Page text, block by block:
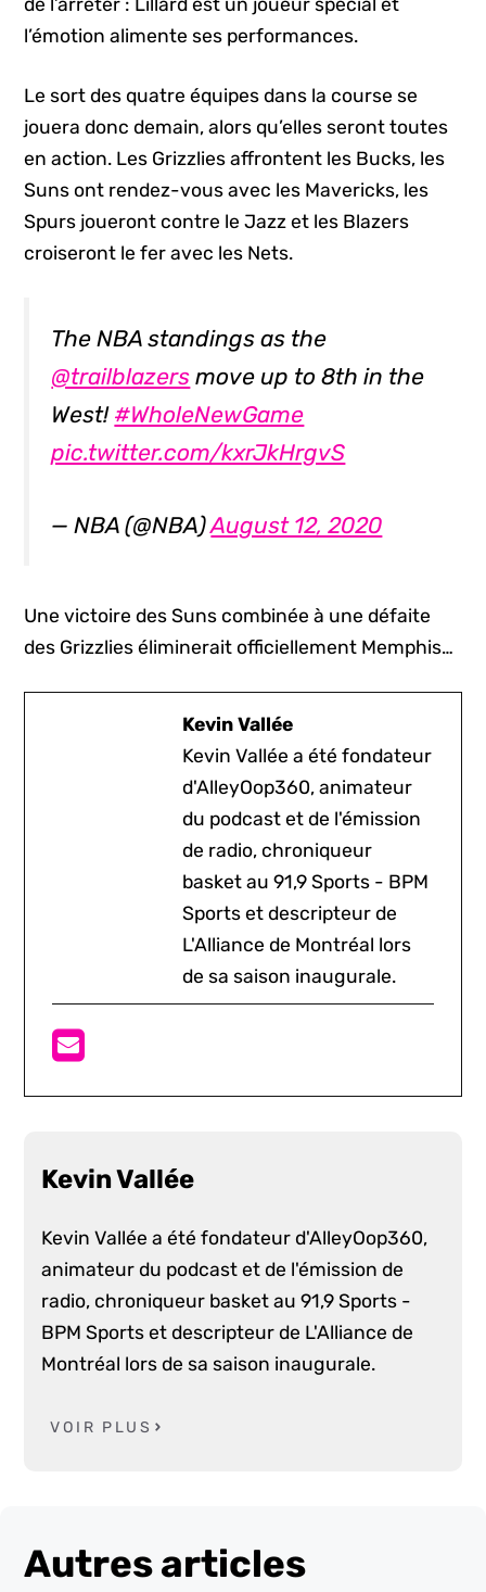
l’émotion alimente ses performances.
Le sort des quatre équipes dans la course se
jouera donc demain, alors qu’elles seront toutes
en action. Les Grizzlies affrontent les Bucks, les
Suns ont rendez-vous avec les Mavericks, les
Spurs joueront contre le Jazz et les Blazers
croiseront le fer avec les Nets.
The NBA standings as the
@trailblazers move up to 8th in the
West! #WholeNewGame
pic.twitter.com/kxrJkHrgvS
— NBA (@NBA)August 12, 2020
Une victoire des Suns combinée à une défaite
des Grizzlies éliminerait officiellement Memphis…
Kevin Vallée
Kevin Vallée a été fondateur
d'AlleyOop360, animateur
du podcast et de l'émission
de radio, chroniqueur
basket au 91,9 Sports - BPM
Sports et descripteur de
L'Alliance de Montréal lors
de sa saison inaugurale.
Kevin Vallée
Kevin Vallée a été fondateur d'AlleyOop360,
animateur du podcast et de l'émission de
radio, chroniqueur basket au 91,9 Sports -
BPM Sports et descripteur de L'Alliance de
Montréal lors de sa saison inaugurale.
VOIR PLUS
Autres articles